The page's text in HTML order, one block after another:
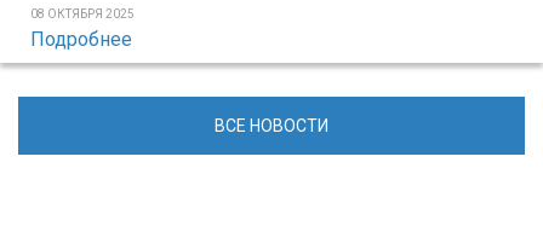
08 ОКТЯБРЯ 2025
Подробнее
ВСЕ НОВОСТИ